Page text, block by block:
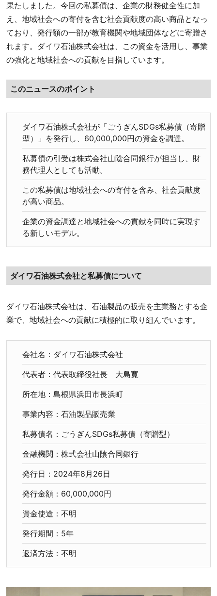
果たしました。今回の私募債は、企業の財務健全性に加
え、地域社会への寄付を含む社会貢献度の高い商品となっ
ており、発行額の一部が教育機関や地域団体などに寄贈さ
れます。ダイワ石油株式会社は、この資金を活用し、事業
の強化と地域社会への貢献を目指しています。
このニュースのポイント
ダイワ石油株式会社が「ごうぎんSDGs私募債（寄贈
型）」を発行し、60,000,000円の資金を調達。
私募債の引受は株式会社山陰合同銀行が担当し、財
務代理人としても活動。
この私募債は地域社会への寄付を含み、社会貢献度
が高い商品。
企業の資金調達と地域社会への貢献を同時に実現す
る新しいモデル。
ダイワ石油株式会社と私募債について
ダイワ石油株式会社は、石油製品の販売を主業務とする企
業で、地域社会への貢献に積極的に取り組んでいます。
会社名：ダイワ石油株式会社
代表者：代表取締役社長 大島寛
所在地：島根県浜田市長浜町
事業内容：石油製品販売業
私募債名：ごうぎんSDGs私募債（寄贈型）
金融機関：株式会社山陰合同銀行
発行日：2024年8月26日
発行金額：60,000,000円
資金使途：不明
発行期間：5年
返済方法：不明